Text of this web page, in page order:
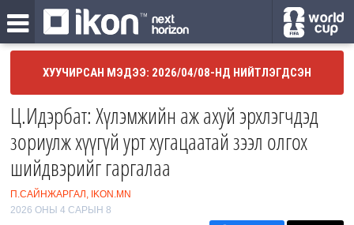
ХУУЧИРСАН МЭДЭЭ: 2026/04/08-НД НИЙТЛЭГДСЭН
Ц.Идэрбат: Хүлэмжийн аж ахуй эрхлэгчдэд
зориулж хүүгүй урт хугацаатай зээл олгох
шийдвэрийг гаргалаа
П.САЙНЖАРГАЛ, IKON.MN
2026 ОНЫ 4 САРЫН 8